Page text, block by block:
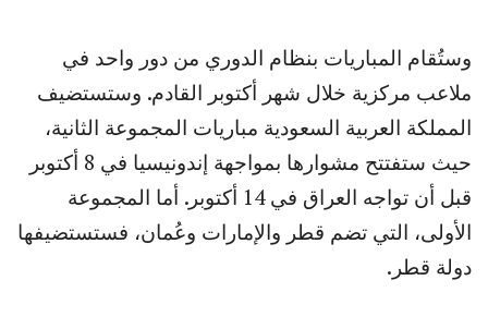
وستُقام المباريات بنظام الدوري من دور واحد في
ملاعب مركزية خلال شهر أكتوبر القادم. وستستضيف
المملكة العربية السعودية مباريات المجموعة الثانية،
حيث ستفتتح مشوارها بمواجهة إندونيسيا في 8 أكتوبر
قبل أن تواجه العراق في 14 أكتوبر. أما المجموعة
الأولى، التي تضم قطر والإمارات وعُمان، فستستضيفها
دولة قطر.